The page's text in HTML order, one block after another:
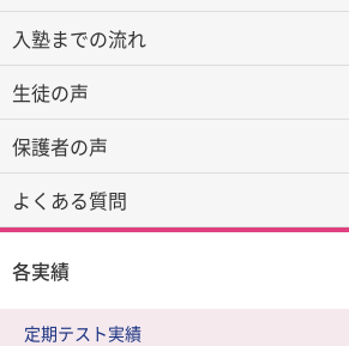
入塾までの流れ
生徒の声
保護者の声
よくある質問
各実績
定期テスト実績